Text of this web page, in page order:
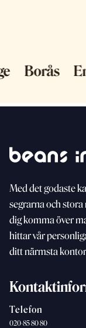
Borås
Meddet godaste
segrarna och
dig komma över
hittar vår
ditt närmsta
Telefon
020-85 80 80